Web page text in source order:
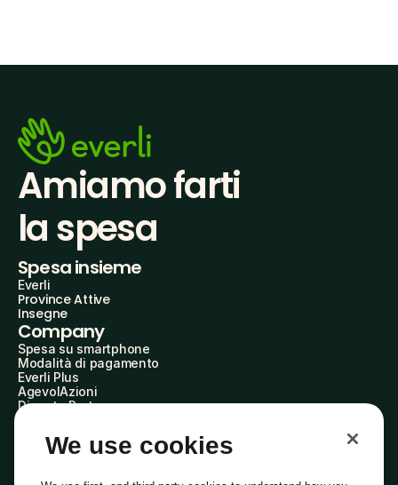
Amiamo farti
la spesa
Spesa insieme
Everli
Province Attive
Insegne
Company
Spesa su smartphone
Modalità di pagamento
Everli Plus
AgevolAzioni
Diventa Partner
Everli Shoppers
About Us
We use cookies